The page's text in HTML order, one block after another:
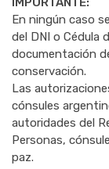
En ningún caso
del DNI o Cédula
documentación
conservación.
Las
cónsules
autoridades del
Personas,
paz.